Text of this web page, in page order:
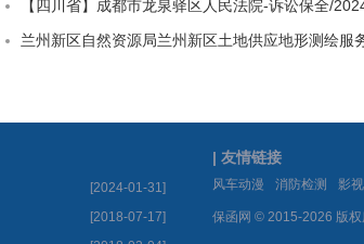
[2024-01-31]
[2018-07-17]
| 友情链接
风车动漫 消防检测 影
保函网 © 2015-2026 版权